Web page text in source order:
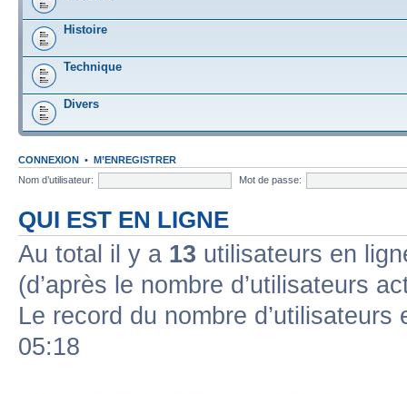
Histoire
Technique
Divers
CONNEXION • M’ENREGISTRER
Nom d’utilisateur:
Mot de passe:
QUI EST EN LIGNE
Au total il y a 13 utilisateurs en
(d’après le nombre d’utilisateurs
Le record du nombre
05:18